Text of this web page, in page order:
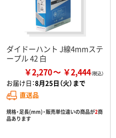
ダイドーハント J線4mmステ
ープル 42 白
￥2,270 ￥2,444
お届け日：8月25日（火）まで
直送品
規格・足長(mm)・販売単位違いの商品が2商
品あります